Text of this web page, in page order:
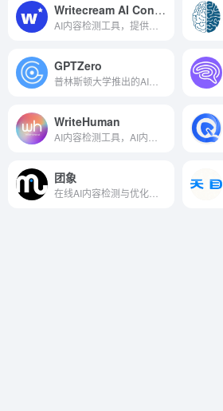
Writecream AI Content Detector
GPTZero
WriteHuman
团象